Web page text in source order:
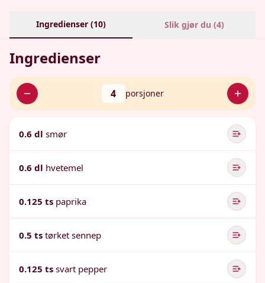
Ingredienser (10) Slik gjør du (4)
Ingredienser
4 porsjoner
0.6 dl smør
0.6 dl hvetemel
0.125 ts paprika
0.5 ts tørket sennep
0.125 ts svart pepper